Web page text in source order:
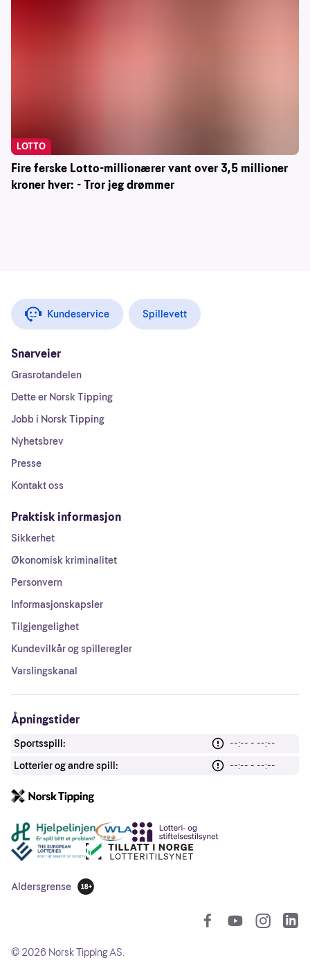
Fire ferske Lotto-millionærer vant over 3,5 millioner
kroner hver: - Tror jeg drømmer
LOTTO
Kundeservice Spillevett
Snarveier
Grasrotandelen
Dette er Norsk Tipping
Jobb i Norsk Tipping
Nyhetsbrev
Presse
Kontakt oss
Praktisk informasjon
Sikkerhet
Økonomisk kriminalitet
Personvern
Informasjonskapsler
Tilgjengelighet
Kundevilkår og spilleregler
Varslingskanal
Åpningstider
Sportsspill:
--:-- - --:--
Lotterier og andre spill:
--:-- - --:--
Andre lenker
Aldersgrense
18 år
© 2026 Norsk Tipping AS.